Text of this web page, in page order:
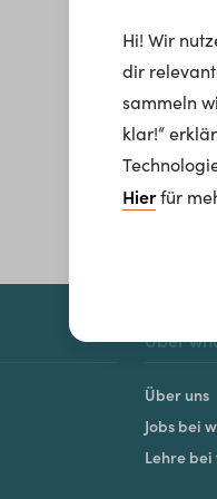
Über
Über uns
Jobs bei
Lehre
Hi! Wir
dir
sammeln
klar!“
Hierfür